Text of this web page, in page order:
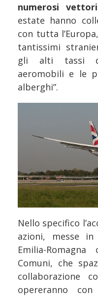
numerosi
estate hanno
con tutta
tantissimi
gli alti tassi
aeromobili e le
alberghi”.
Nello specifico
azioni, messe
Emilia-
Comuni, che
collaborazione
opereranno